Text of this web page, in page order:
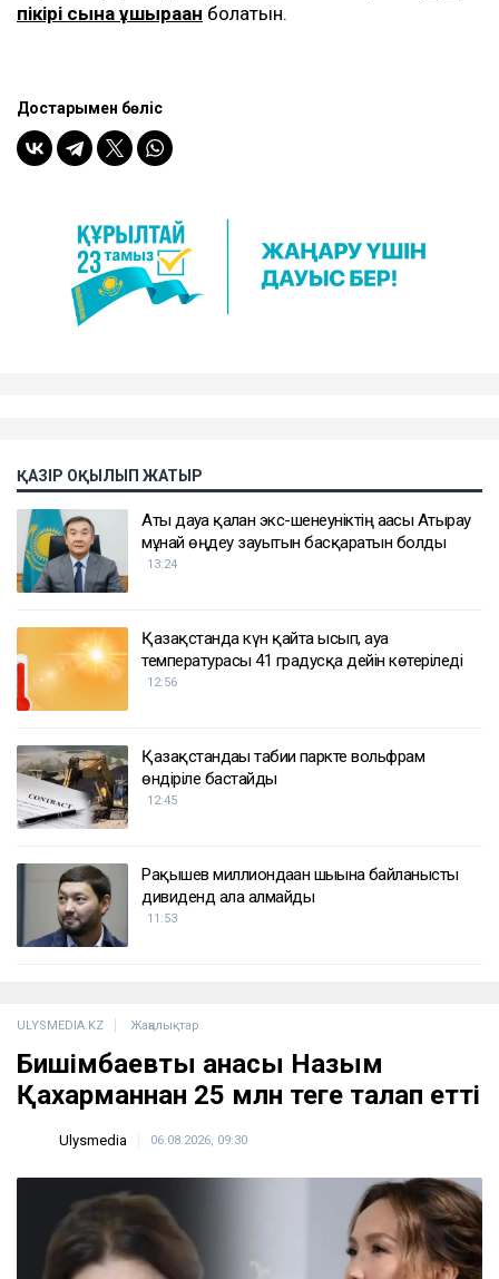
пікірі сынға ұшыраған болатын.
Достарыңмен бөліс
ҚАЗІР ОҚЫЛЫП ЖАТЫР
Аты дауға қалған экс-шенеуніктің ағасы Атырау
мұнай өңдеу зауытын басқаратын болды
13:24
Қазақстанда күн қайта ысып, ауа
температурасы 41 градусқа дейін көтеріледі
12:56
Қазақстандағы табиғи паркте вольфрам
өндіріле бастайды
12:45
Рақышев миллиондаған шығынға байланысты
дивиденд ала алмайды
11:53
ULYSMEDIA.KZ Жаңалықтар
Бишімбаевтың анасы Назым
Қахарманнан 25 млн теңге талап етті
Ulysmedia 06.08.2026, 09:30